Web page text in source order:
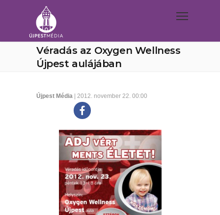
Véradás az Oxygen Wellness
Újpest aulájában
Újpest Média | 2012. november 22. 00:00